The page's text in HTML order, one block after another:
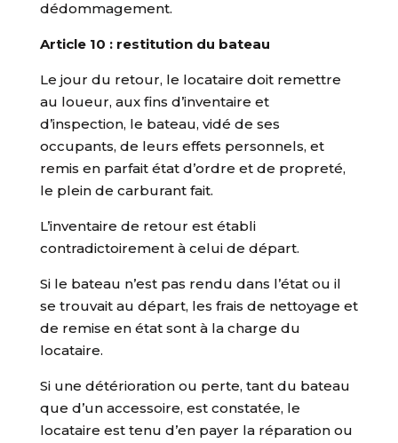
dédommagement.
Article 10 : restitution du bateau
Le jour du retour, le locataire doit remettre
au loueur, aux fins d’inventaire et
d’inspection, le bateau, vidé de ses
occupants, de leurs effets personnels, et
remis en parfait état d’ordre et de propreté,
le plein de carburant fait.
L’inventaire de retour est établi
contradictoirement à celui de départ.
Si le bateau n’est pas rendu dans l’état ou il
se trouvait au départ, les frais de nettoyage et
de remise en état sont à la charge du
locataire.
Si une détérioration ou perte, tant du bateau
que d’un accessoire, est constatée, le
locataire est tenu d’en payer la réparation ou